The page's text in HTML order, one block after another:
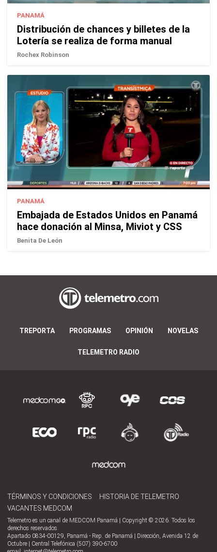
PANAMÁ
Distribución de chances y billetes de la
Lotería se realiza de forma manual
Rochex Robinson
PANAMÁ
Embajada de Estados Unidos en Panamá
hace donación al Minsa, Miviot y CSS
Benita De León
TREPORTA PROGRAMAS OPINIÓN NOVELAS
TELEMETRO RADIO
TÉRMINOS Y CONDICIONES
HISTORIA DE TELEMETRO
VACANTES MEDCOM
Telemetro es un canal de MEDCOM Panamá | Copyright © 2026. Todos los
derechos reservados.
Apartado 0834-00129, Panamá - Rep. de Panamá | Dirección, Avenida 12 de
Octubre | Central Telefónica (507) 390-6700